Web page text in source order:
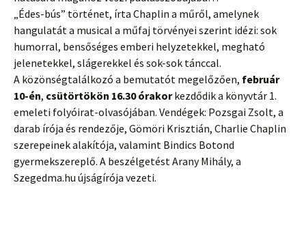
„Édes-bús” történet, írta Chaplin a műről, amelynek
hangulatát a musical a műfaj törvényei szerint idézi: sok
humorral, bensőséges emberi helyzetekkel, megható
jelenetekkel, slágerekkel és sok-sok tánccal.
A közönségtalálkozó a bemutatót megelőzően, február
10-én, csütörtökön 16.30 órakorkezdődik a könyvtár 1.
emeleti folyóirat-olvasójában. Vendégek: Pozsgai Zsolt, a
darab írója és rendezője, Gömöri Krisztián, Charlie Chaplin
szerepeinek alakítója, valamint Bindics Botond
gyermekszereplő. A beszélgetést Arany Mihály, a
Szegedma.hu újságírója vezeti.